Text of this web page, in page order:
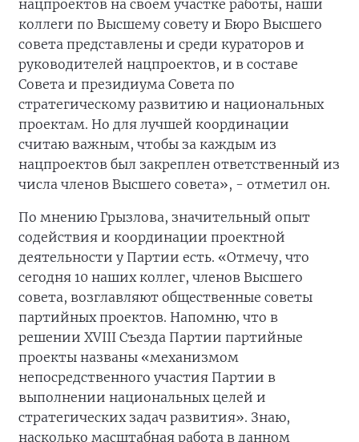
нацпроектов на своем участке работы, наши
коллеги по Высшему совету и Бюро Высшего
совета представлены и среди кураторов и
руководителей нацпроектов, и в составе
Совета и президиума Совета по
стратегическому развитию и национальных
проектам. Но для лучшей координации
считаю важным, чтобы за каждым из
нацпроектов был закреплен ответственный из
числа членов Высшего совета», - отметил он.
По мнению Грызлова, значительный опыт
содействия и координации проектной
деятельности у Партии есть. «Отмечу, что
сегодня 10 наших коллег, членов Высшего
совета, возглавляют общественные советы
партийных проектов. Напомню, что в
решении XVIII Съезда Партии партийные
проекты названы «механизмом
непосредственного участия Партии в
выполнении национальных целей и
стратегических задач развития». Знаю,
насколько масштабная работа в данном